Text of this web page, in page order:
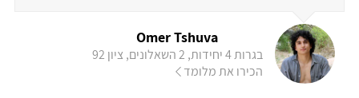
Omer Tshuva
בגרות 4 יחידות, 2 השאלונים, ציון 92
הכירו את מלומד